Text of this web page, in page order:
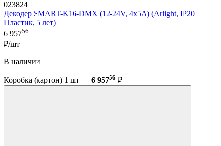
023824
Декодер SMART-K16-DMX (12-24V, 4x5A) (Arlight, IP20
Пластик, 5 лет)
6 95756
₽/шт
В наличии
Коробка (картон) 1 шт — 6 95756 ₽